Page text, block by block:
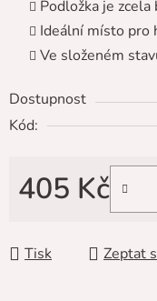
Podložka je
Ideální místo pro
Ve složeném
Dostupnost
Kód:
405 Kč
Tisk Zeptat